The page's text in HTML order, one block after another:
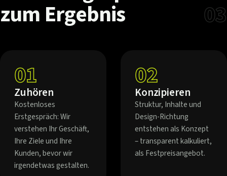
zum Ergebnis
03
01
Zuhören
Kostenloses
Erstgespräch: Wir
verstehen Ihr Geschäft,
Ihre Ziele und Ihre
Kunden, bevor wir
irgendetwas gestalten.
02
Konzipieren
Struktur, Inhalte und
Design-Richtung
entstehen als Konzept
– transparent kalkuliert,
als Festpreisangebot.